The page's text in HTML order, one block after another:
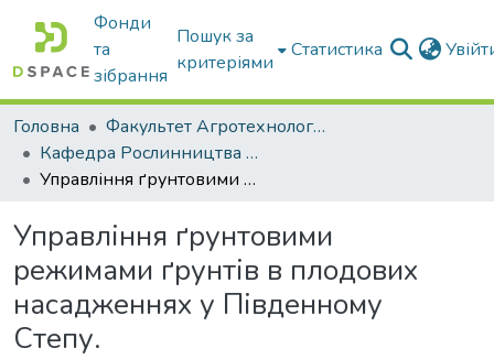
Фонди
та
зібрання
Пошук за
критеріями
Статистика
Головна
Факультет Агротехнологій та екології
Кафедра Рослинництва та садівництва ім. професора В.В. Калитки
Управління ґрунтовими режимами ґрунтів в плодових насадженнях у Південному Степу.
Управління ґрунтовими
режимами ґрунтів в плодових
насадженнях у Південному
Степу.